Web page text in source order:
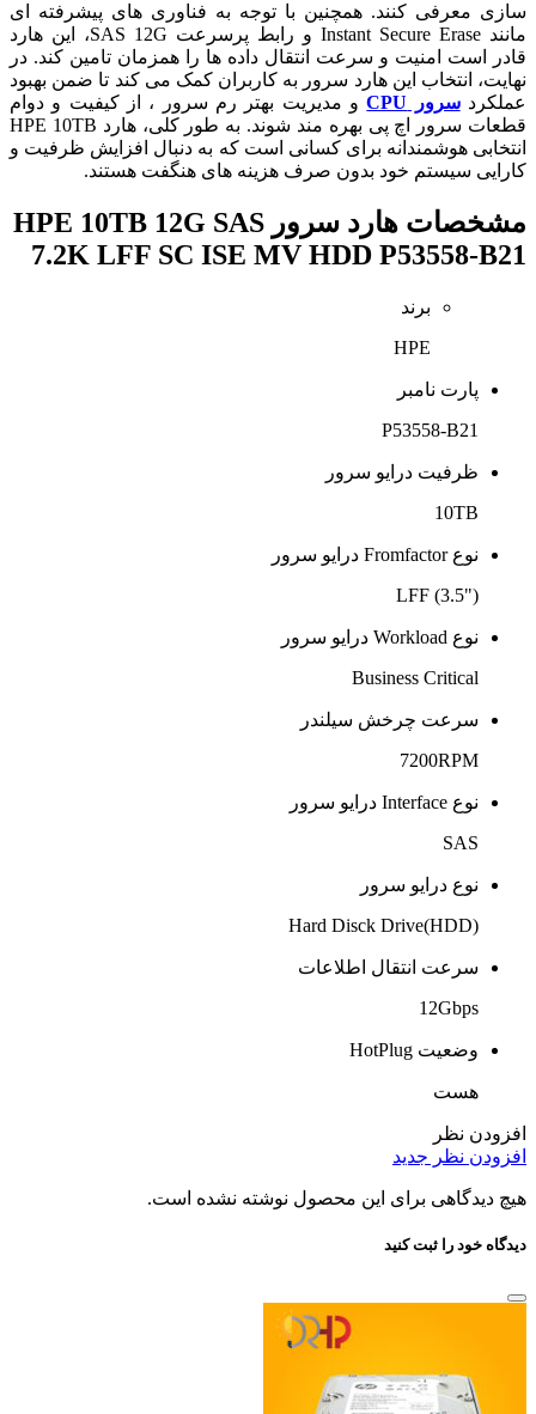
سازی معرفی کنند. همچنین با توجه به فناوری های پیشرفته ای
مانند Instant Secure Erase و رابط پرسرعت SAS 12G، این هارد
قادر است امنیت و سرعت انتقال داده ها را همزمان تامین کند. در
نهایت، انتخاب این هارد سرور به کاربران کمک می کند تا ضمن بهبود
عملکردسرور CPU
و مدیریت بهتر رم سرور ، از کیفیت و دوام
قطعات سرور اچ پی بهره مند شوند. به طور کلی، هارد HPE 10TB
انتخابی هوشمندانه برای کسانی است که به دنبال افزایش ظرفیت و
کارایی سیستم خود بدون صرف هزینه های هنگفت هستند.
مشخصات
هارد سرور HPE 10TB 12G SAS
7.2K LFF SC ISE MV HDD P53558-B21
برند
HPE
پارت نامبر
P53558-B21
ظرفیت درایو سرور
10TB
نوع Fromfactor درایو سرور
LFF (3.5")
نوع Workload درایو سرور
Business Critical
سرعت چرخش سیلندر
7200RPM
نوع Interface درایو سرور
SAS
نوع درایو سرور
Hard Disck Drive(HDD)
سرعت انتقال اطلاعات
12Gbps
وضعیت HotPlug
هست
افزودن نظر
افزودن نظر جدید
هیچ دیدگاهی برای این محصول نوشته نشده است.
دیدگاه خود را ثبت کنید